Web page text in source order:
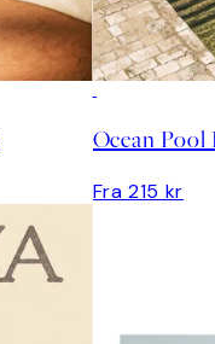
Ocean Pool
Fra 215 kr